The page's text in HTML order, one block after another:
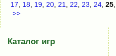
17
18 19 20 21 22 23 24 25
>>
Каталог игр